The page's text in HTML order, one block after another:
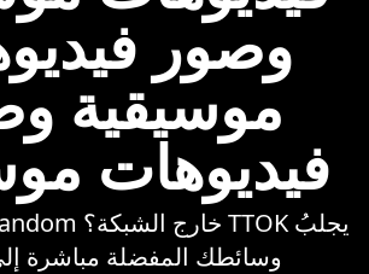
وصور
موسيقية
فيديوهات
وسائطك المفضلة مباشرة